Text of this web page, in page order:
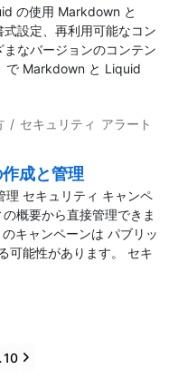
の使用 Markdown と
設定、再利用可能なコン
なバージョンのコンテン
で Markdown と Liquid
/ セキュリティ アラート
成と管理
理 セキュリティ キャンペ
概要から直接管理できま
キャンペーンは パブリッ
可能性があります。 セキ
10 Next